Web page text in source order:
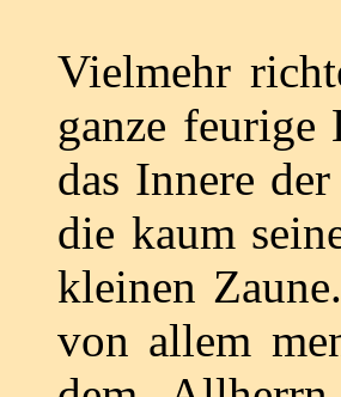
Vielmehr
ganze feurige
das Innere
die kaum
kleinen
von allem